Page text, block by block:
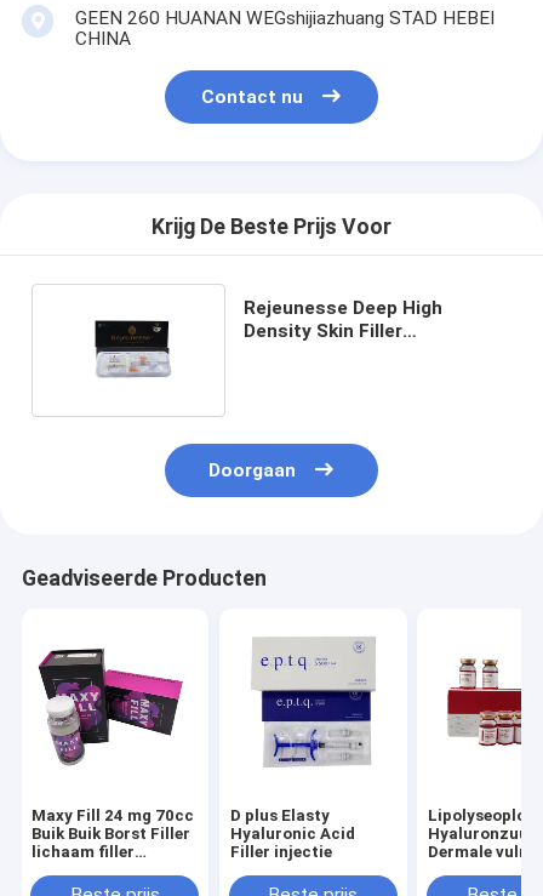
GEEN 260 HUANAN WEGshijiazhuang STAD HEBEI
CHINA
Contact nu
Krijg De Beste Prijs Voor
Rejeunesse Deep High
Density Skin Filler
Doorgaan
Geadviseerde Producten
Maxy Fill 24 mg 70cc
Buik Buik Borst Filler
lichaam filler
D plus Elasty
Hyaluronic Acid
Filler injectie
Hyaluronzuur
Dermale